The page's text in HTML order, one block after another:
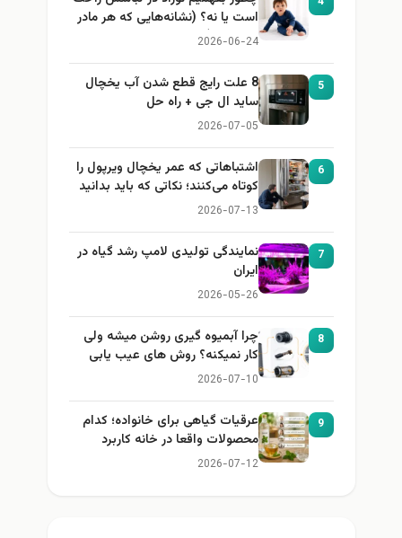
است یا نه؟ (نشانه‌هایی که هر مادر
باید بداند)
2026-06-24
5
8 علت رایج قطع شدن آب یخچال
ساید ال جی + راه حل
2026-07-05
6
اشتباهاتی که عمر یخچال ویرپول را
کوتاه می‌کنند؛ نکاتی که باید بدانید
2026-07-13
7
نمایندگی تولیدی لامپ رشد گیاه در
ایران
2026-05-26
8
چرا آبمیوه گیری روشن میشه ولی
کار نمیکنه؟ روش های عیب یابی
2026-07-10
9
عرقیات گیاهی برای خانواده؛ کدام
محصولات واقعا در خانه کاربرد
دارند؟
2026-07-12